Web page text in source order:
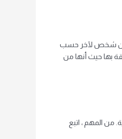
من شخص لآخر حسب
بها حيث أنها من
من المهم ، اتبع